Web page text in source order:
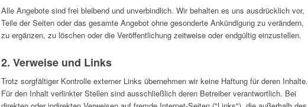
Alle Angebote sind frei bleibend und unverbindlich. Wir behalten es uns ausdrücklich vor,
Teile der Seiten oder das gesamte Angebot ohne gesonderte Ankündigung zu verändern,
zu ergänzen, zu löschen oder die Veröffentlichung zeitweise oder endgültig einzustellen.
2. Verweise und Links
Trotz sorgfältiger Kontrolle externer Links übernehmen wir keine Haftung für deren Inhalte.
Für den Inhalt verlinkter Stellen sind ausschließlich deren Betreiber verantwortlich. Bei